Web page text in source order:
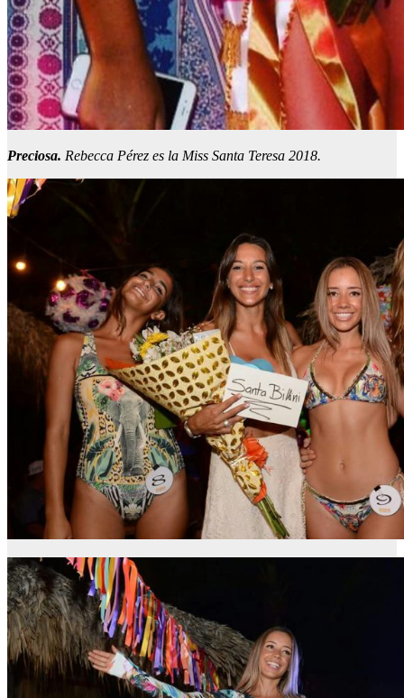
Preciosa. Rebecca Pérez es la Miss Santa Teresa 2018.